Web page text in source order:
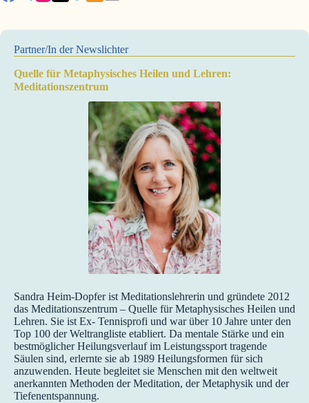
Partner/In der Newslichter
Quelle für Metaphysisches Heilen und Lehren:
Meditationszentrum
Sandra Heim-Dopfer ist Meditationslehrerin und gründete 2012
das Meditationszentrum – Quelle für Metaphysisches Heilen und
Lehren. Sie ist Ex- Tennisprofi und war über 10 Jahre unter den
Top 100 der Weltrangliste etabliert. Da mentale Stärke und ein
bestmöglicher Heilungsverlauf im Leistungssport tragende
Säulen sind, erlernte sie ab 1989 Heilungsformen für sich
anzuwenden. Heute begleitet sie Menschen mit den weltweit
anerkannten Methoden der Meditation, der Metaphysik und der
Tiefenentspannung.